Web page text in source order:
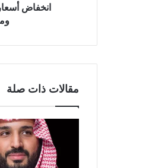
انخفاض
مقالات ذات صلة